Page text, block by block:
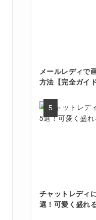
メールレディで
方法【完全ガイド
チャットレディ
選！可愛く盛れ